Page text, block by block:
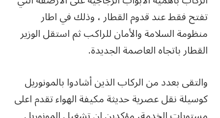
تفتح فقط عند قدوم القطار ، وذلك في اطار
منظومة السلامة والأمان للراكب ثم استقل الوزير
القطار باتجاه العاصمة الجديدة.
والتقى بعدد من الركاب الذين أشادوا بالمونوريل
كوسيلة نقل عصرية حديثة مكيفة الهواء تقدم اعلى